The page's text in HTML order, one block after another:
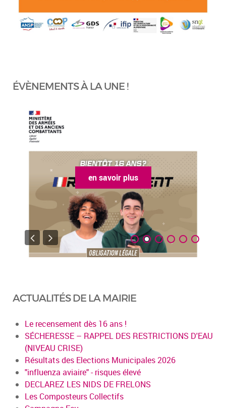
ÉVÈNEMENTS À LA UNE !
en savoir plus
ACTUALITÉS DE LA MAIRIE
Le recensement dès 16 ans !
SÉCHERESSE – RAPPEL DES RESTRICTIONS D'EAU
(NIVEAU CRISE)
Résultats des Elections Municipales 2026
"influenza aviaire" - risques élevé
DECLAREZ LES NIDS DE FRELONS
Les Composteurs Collectifs